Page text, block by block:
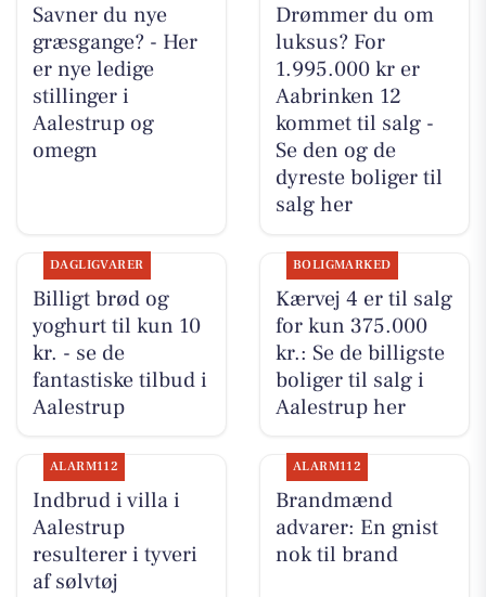
Savner du nye
græsgange? - Her
er nye ledige
stillinger i
Aalestrup og
omegn
Drømmer du om
luksus? For
1.995.000 kr er
Aabrinken 12
kommet til salg -
Se den og de
dyreste boliger til
salg her
DAGLIGVARER
Billigt brød og
yoghurt til kun 10
kr. - se de
fantastiske tilbud i
Aalestrup
BOLIGMARKED
Kærvej 4 er til salg
for kun 375.000
kr.: Se de billigste
boliger til salg i
Aalestrup her
ALARM112
Indbrud i villa i
Aalestrup
resulterer i tyveri
af sølvtøj
ALARM112
Brandmænd
advarer: En gnist
nok til brand